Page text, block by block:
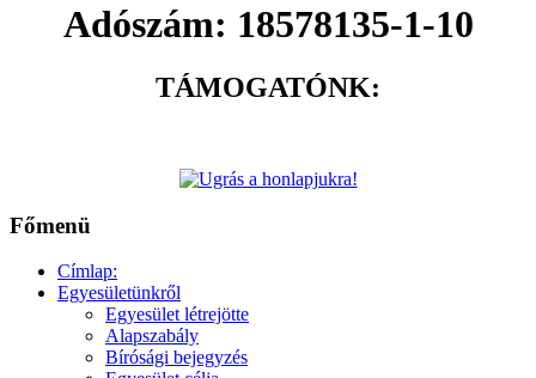
Adószám: 18578135-1-10
TÁMOGATÓNK:
Főmenü
Címlap:
Egyesületünkről
Egyesület létrejötte
Alapszabály
Bírósági bejegyzés